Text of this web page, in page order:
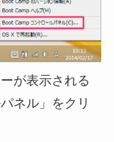
が表示される
ネル」をクリ